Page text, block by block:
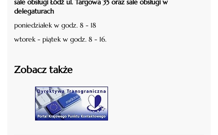
sale obsługi Łódź ul. Targowa 35 oraz sale obsługi w
delegaturach
poniedziałek w godz. 8 - 18
wtorek - piątek w godz. 8 - 16.
Zobacz także
czytaj więcej